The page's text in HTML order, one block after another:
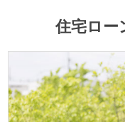
本当に家が必要な
住宅ローンに落